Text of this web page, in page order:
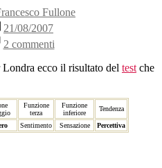
Fullone
21/08/2007
2 commentisu
Test:
Che
Londra ecco il risultato del test che
Funzione
terza
Funzione
inferiore
Tendenza
Sentimento Sensazione Percettiva